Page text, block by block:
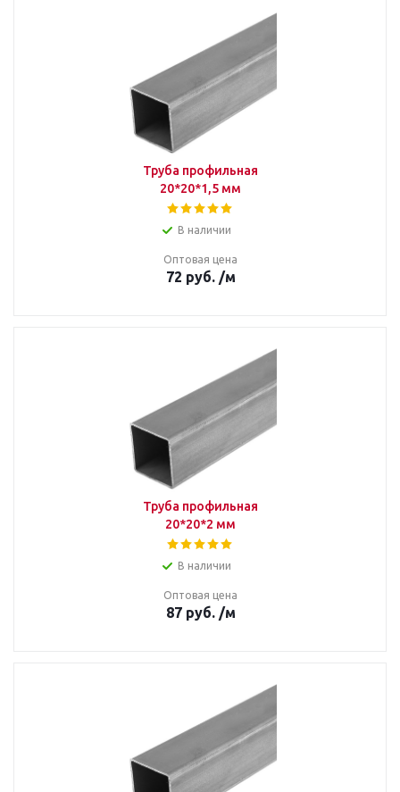
Труба профильная
20*20*1,5 мм
В наличии
Оптовая цена
72 руб. /м
Труба профильная
20*20*2 мм
В наличии
Оптовая цена
87руб. /м